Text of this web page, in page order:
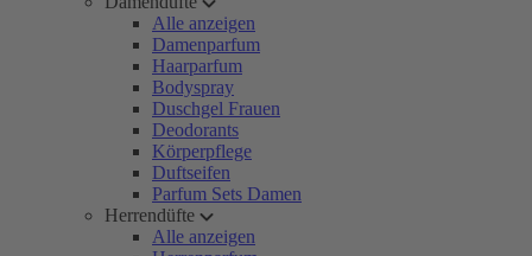
Alle anzeigen
Damenparfum
Haarparfum
Bodyspray
Duschgel Frauen
Deodorants
Körperpflege
Duftseifen
Parfum Sets Damen
Herrendüfte
Alle anzeigen